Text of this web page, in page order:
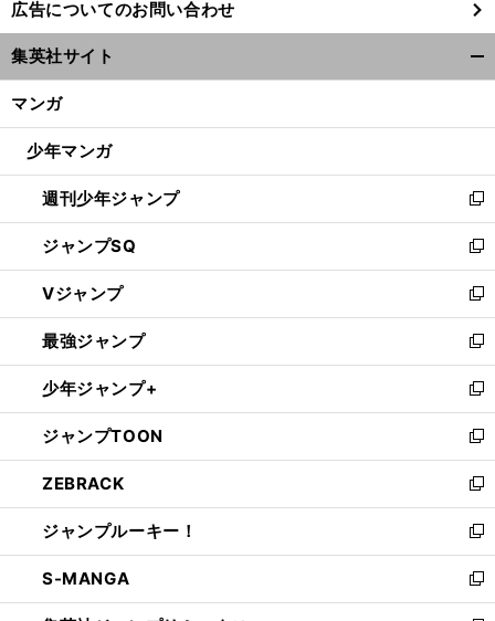
い
ウ
ィ
ン
ウ
開
く
広告についてのお問い合わせ
集英社サイト
マンガ
少年マンガ
週刊少年ジャンプ
新
し
い
ウ
ィ
ン
ド
ウ
で
開
く
ジャンプSQ
新
し
い
ウ
ィ
ン
ド
ウ
で
開
く
Vジャンプ
新
し
い
ウ
ィ
ン
ド
ウ
で
開
く
最強ジャンプ
新
し
い
ウ
ィ
ン
ド
ウ
で
開
く
少年ジャンプ+
新
し
い
ウ
ィ
ン
ド
ウ
で
開
ジャンプTOON
新
し
い
ウ
ィ
ン
ド
ウ
ZEBRACK
新
し
い
ウ
ィ
ン
ジャンプルーキー！
新
し
い
ウ
S-MANGA
新
し